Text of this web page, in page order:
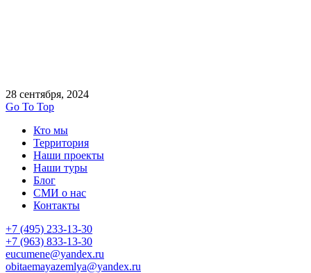
28 сентября, 2024
Go To Top
Кто мы
Территория
Наши проекты
Наши туры
Блог
СМИ о нас
Контакты
+7 (495) 233-13-30
+7 (963) 833-13-30
eucumene@yandex.ru
obitaemayazemlya@yandex.ru